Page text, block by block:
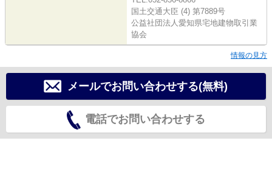
国土交通大臣 (4) 第7889号
公益社団法人愛知県宅地建物取引業
協会
情報の見方
メールでお問い合わせする(無料)
電話でお問い合わせする